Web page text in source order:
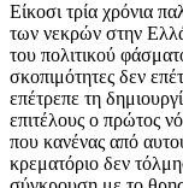
Είκοσι τρία χρόνια
των νεκρών στην
του πολιτικού
σκοπιμότητες δεν
επέτρεπε τη
επιτέλους ο πρώτος
που κανένας από
κρεματόριο δεν